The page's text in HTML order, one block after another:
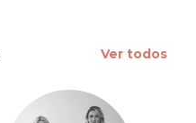
Ver todos